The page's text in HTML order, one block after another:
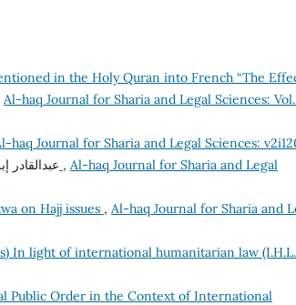
in the Holy Quran into French “The
Al-haq Journal for Sharia and Legal Sciences: Vol.
haq Journal for Sharia and Legal Sciences:
عبدالقادر , Al-haq Journal for Sharia and Legal
on Hajj issues , Al-haq Journal for Sharia and
In light of international humanitarian law
Public Order in the Context of International